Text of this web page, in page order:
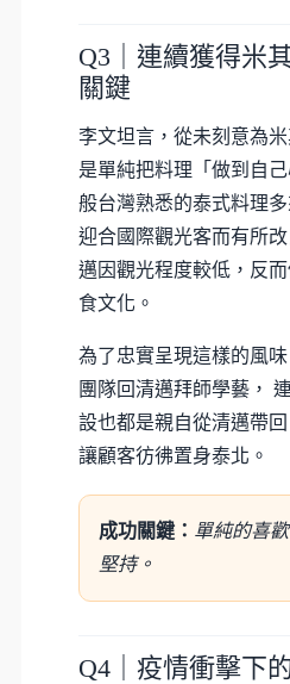
Q3｜連續獲得米
關鍵
李文坦言，從未刻意為
是單純把料理「做到自
般台灣熟悉的泰式料理
迎合國際觀光客而有所
邁因觀光程度較低，反
食文化。
為了忠實呈現這樣的風
團隊回清邁拜師學藝，
設也都是親自從清邁帶回
讓顧客彷彿置身泰北。
成功關鍵： 單純的喜
堅持。
Q4｜疫情衝擊下